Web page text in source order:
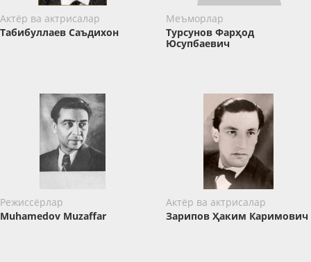
Актёр ва актрисалар
Табибуллаев Саъдихон
Меъморлар
Турсунов Фарҳод
Юсупбаевич
Режиссёрлар
Muhamedov Muzaffar
Актёр ва актрисалар
Зарипов Ҳаким Каримович